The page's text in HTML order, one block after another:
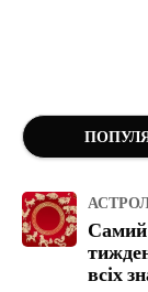
Самий
всіх